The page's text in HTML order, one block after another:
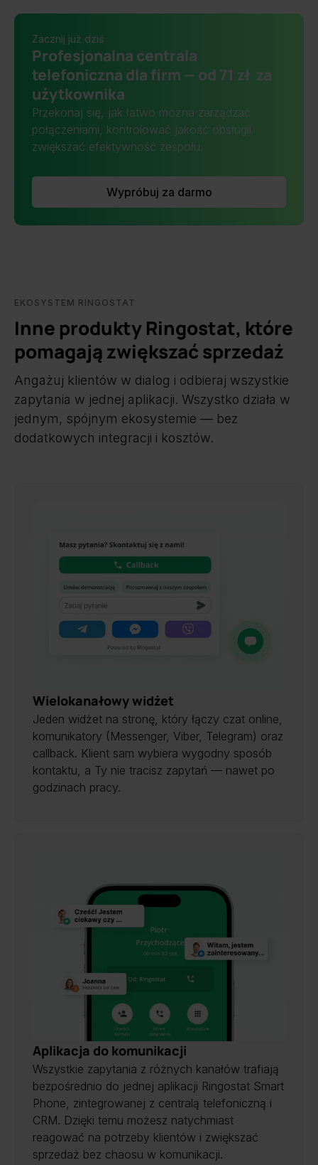
Zacznij już dziś
Profesjonalna centrala
telefoniczna dla firm — od 71 zł za
użytkownika
Przekonaj się, jak łatwo można zarządzać
połączeniami, kontrolować jakość obsługii
zwiększać efektywność zespołu.
Wypróbuj za darmo
EKOSYSTEM RINGOSTAT
Inne produkty Ringostat, które
pomagają zwiększać sprzedaż
Angażuj klientów w dialog i odbieraj wszystkie
zapytania w jednej aplikacji. Wszystko działa w
jednym, spójnym ekosystemie — bez
dodatkowych integracji i kosztów.
Wielokanałowy widżet
Jeden widżet na stronę, który łączy czat online,
komunikatory (Messenger, Viber, Telegram) oraz
callback. Klient sam wybiera wygodny sposób
kontaktu, a Ty nie tracisz zapytań — nawet po
godzinach pracy.
Aplikacja do komunikacji
Wszystkie zapytania z różnych kanałów trafiają
bezpośrednio do jednej aplikacji Ringostat Smart
Phone, zintegrowanej z centralą telefoniczną i
CRM. Dzięki temu możesz natychmiast
reagować na potrzeby klientów i zwiększać
sprzedaż bez chaosu w komunikacji.